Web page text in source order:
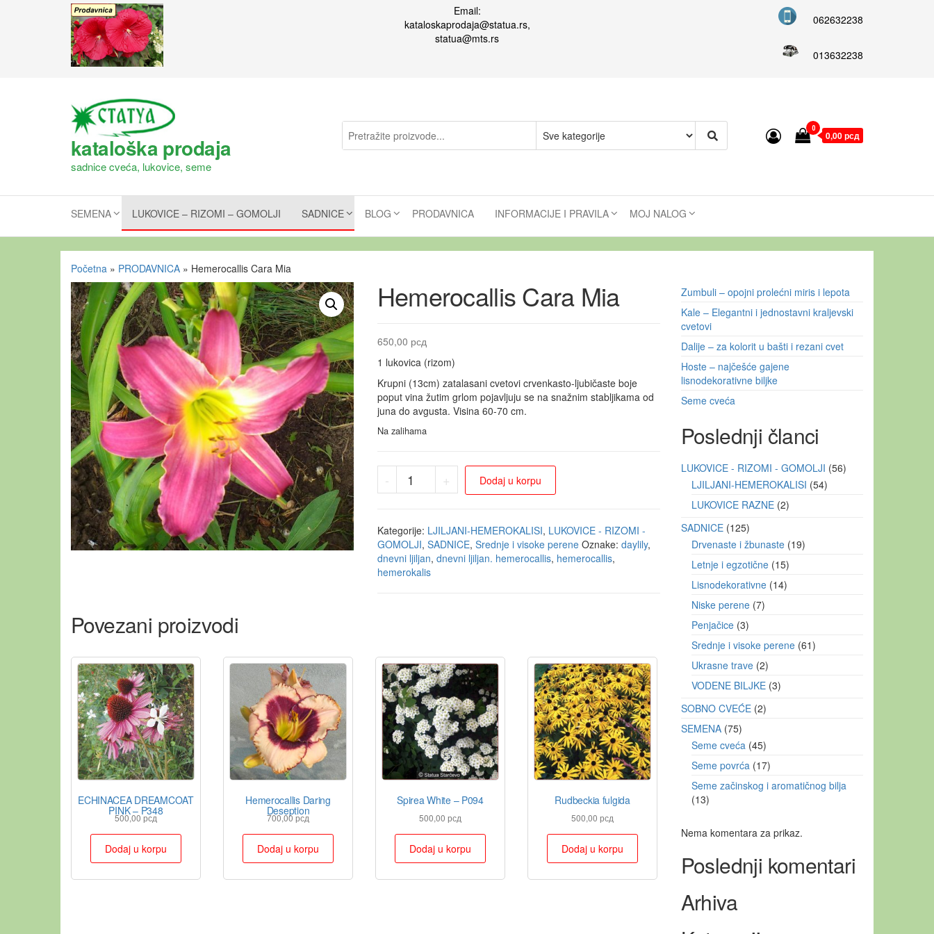
Email:
kataloskaprodaja@statua.rs,
statua@mts.rs
062632238
013632238
kataloška prodaja
sadnice cveća, lukovice, seme
0
0,00 рсд
SEMENA LUKOVICE – RIZOMI – GOMOLJI SADNICE BLOG PRODAVNICA INFORMACIJE I PRAVILA MOJ NALOG
Početna » PRODAVNICA » Hemerocallis Cara Mia
Hemerocallis Cara Mia
650,00 рсд
1 lukovica (rizom)
Krupni (13cm) zatalasani cvetovi crvenkasto-ljubičaste boje
poput vina žutim grlom pojavljuju se na snažnim stabljikama od
juna do avgusta. Visina 60-70 cm.
Na zalihama
- + Dodaj u korpu
Kategorije: LJILJANI-HEMEROKALISI, LUKOVICE - RIZOMI -
GOMOLJI, SADNICE, Srednje i visoke perene Oznake: daylily,
dnevni ljiljan, dnevni ljiljan. hemerocallis, hemerocallis,
hemerokalis
Povezani proizvodi
ECHINACEA DREAMCOAT
PINK – P348
500,00рсд
Dodaj u korpu
Hemerocallis Daring
Deseption
700,00рсд
Dodaj u korpu
Spirea White – P094
500,00рсд
Dodaj u korpu
Rudbeckia fulgida
500,00рсд
Dodaj u korpu
Zumbuli – opojni prolećni miris i lepota
Kale – Elegantni i jednostavni kraljevski
cvetovi
Dalije – za kolorit u bašti i rezani cvet
Hoste – najčešće gajene
lisnodekorativne biljke
Seme cveća
Poslednji članci
LUKOVICE - RIZOMI - GOMOLJI 56
LJILJANI-HEMEROKALISI 54
LUKOVICE RAZNE 2
SADNICE 125
Drvenaste i žbunaste 19
Letnje i egzotične 15
Lisnodekorativne 14
Niske perene 7
Penjačice 3
Srednje i visoke perene 61
Ukrasne trave 2
VODENE BILJKE 3
SOBNO CVEĆE 2
SEMENA 75
Seme cveća 45
Seme povrća 17
Seme začinskog i aromatičnog bilja
13
Nema komentara za prikaz.
Poslednji komentari
Arhiva